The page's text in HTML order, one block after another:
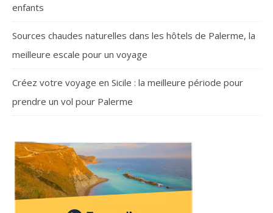
enfants
Sources chaudes naturelles dans les hôtels de Palerme, la
meilleure escale pour un voyage
Créez votre voyage en Sicile : la meilleure période pour
prendre un vol pour Palerme